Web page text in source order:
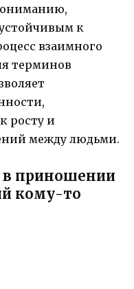
к
взаимного
терминов
росту и
между людьми.
в приношении
кому-то